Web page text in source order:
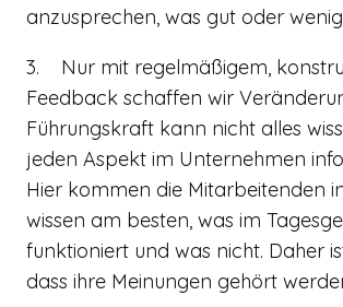
anzusprechen, was gut oder
3. Nur mit regelmäßigem,
Feedback schaffen wir
Führungskraft kann nicht alles
jeden Aspekt im Unternehmen
Hier kommen die Mitarbeitenden
wissen am besten, was im
funktioniert und was nicht. Daher
dass ihre Meinungen gehört